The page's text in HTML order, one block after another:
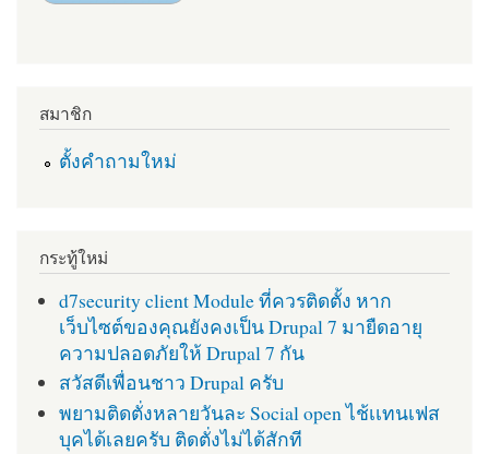
สมาชิก
ตั้งคำถามใหม่
กระทู้ใหม่
d7security client Module ที่ควรติดตั้ง หาก
เว็บไซต์ของคุณยังคงเป็น Drupal 7 มายืดอายุ
ความปลอดภัยให้ Drupal 7 กัน
สวัสดีเพื่อนชาว Drupal ครับ
พยามติดตั่งหลายวันละ Social open ไช้เเทนเฟส
บุคได้เลยครับ ติดตั่งไม่ได้สักที